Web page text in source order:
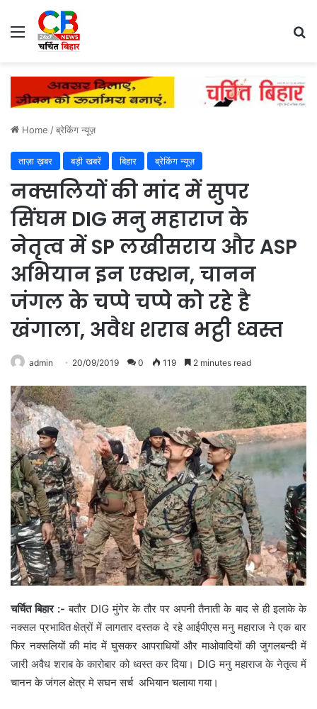
Menu
Home /ब्रेकिंग न्यूज़
ताज़ा ख़बर बड़ी खबरें बिहार ब्रेकिंग न्यूज़
नक्सलियों की मांद में सुपर
सिंघम DIG मनु महाराज के
नेतृत्व में SP लखीसराय और ASP
अभियान इन एक्शन, चानन
जंगल के चप्पे चप्पे को रहे है
खंगाला, अवैध शराब भट्ठी ध्वस्त
admin 20/09/2019 0 119 2 minutes read
चर्चित बिहार :-बतौर DIG मुंगेर के तौर पर अपनी तैनाती के बाद से ही इलाके के
नक्सल प्रभावित क्षेत्रों में लागतार दस्तक दे रहे आईपीएस मनु महाराज ने एक बार
फिर नक्सलियों की मांद में घुसकर आपराधियों और माओवादियों की जुगलबन्दी में
जारी अवैध शराब के कारोबार को ध्वस्त कर दिया। DIG मनु महाराज के नेतृत्व में
चानन के जंगल क्षेत्र मे सघन सर्च अभियान चलाया गया।